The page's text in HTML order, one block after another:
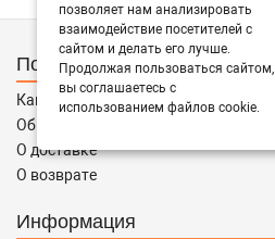
Покупателям
Как заказать
Об оплате
О доставке
О возврате
Информация
позволяет нам анализировать
взаимодействие посетителей с
сайтом и делать его лучше.
Продолжая пользоваться сайтом,
вы соглашаетесь с
использованием файлов cookie.